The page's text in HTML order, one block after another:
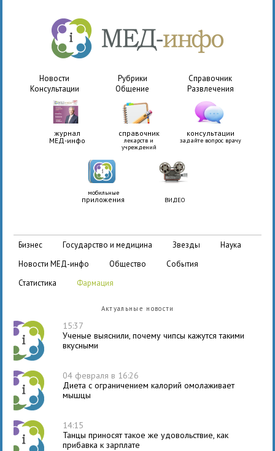
Новости Рубрики
Справочник
Консультации
Общение Развлечения
журнал
МЕД-инфо
справочник
лекарств и
учреждений
консультации
задайте вопрос врачу
мобильные
приложения ВИДЕО
бизнес государство и медицина звезды
наука
новости МЕД-инфо
общество
события
статистика
фармация
Актуальные новости
15:37
Ученые выяснили, почему чипсы кажутся такими
вкусными
04 февраля в 16:26
Диета с ограничением калорий омолаживает
мышцы
14:15
Танцы приносят такое же удовольствие, как
прибавка к зарплате